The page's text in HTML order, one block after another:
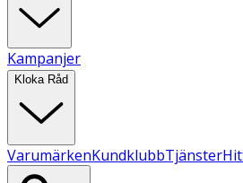
Kampanjer
Kloka Råd
VarumärkenKundklubbTjänster